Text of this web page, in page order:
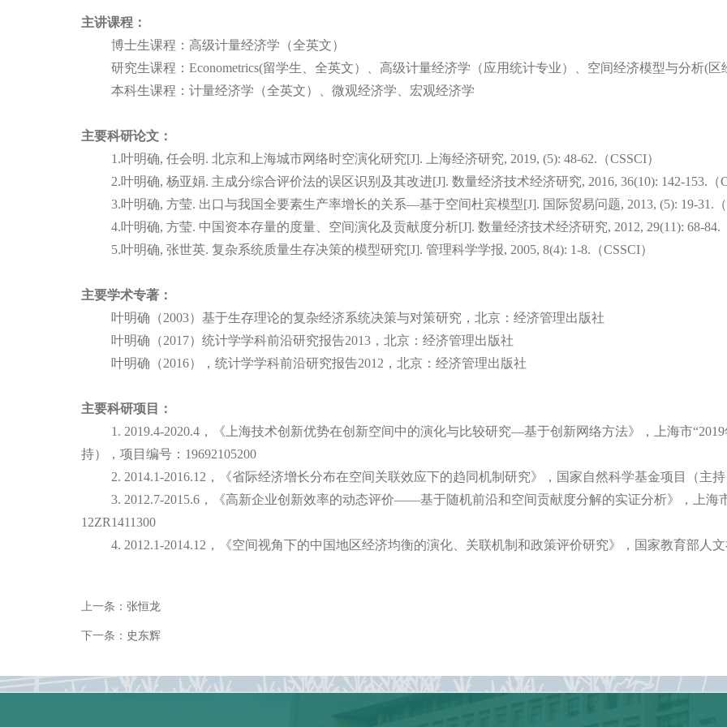
主讲课程：
博士生课程：高级计量经济学（全英文）
研究生课程：Econometrics(留学生、全英文）、高级计量经济学（应用统计专业）、 空间经济模型与分析(区
本科生课程：计量经济学（全英文）、微观经济学、 宏观经济学
主要科研论文：
1.叶明确,任会明.北京和上海城市网络时空演化研究[J]. 上海经济研究, 2019, (5): 48-62. （CSSCI）
2.叶明确,杨亚娟. 主成分综合评价法的误区识别及其改进[J].数量经济技术经济研究, 2016, 36(10): 142-153. （
3.叶明确,方莹. 出口与我国全要素生产率增长的关系—基于空间杜宾模型[J]. 国际贸易问题, 2013, (5): 19-31. （
4.叶明确,方莹. 中国资本存量的度量、空间演化及贡献度分析[J].数量经济技术经济研究, 2012, 29(11): 68-84.
5.叶明确,张世英.复杂系统质量生存决策的模型研究[J].管理科学学报, 2005, 8(4): 1-8. （CSSCI）
主要学术专著：
叶明确（2003）基于生存理论的复杂经济系统决策与对策研究，北京：经济管理出版社
叶明确（2017）统计学学科前沿研究报告2013 ，北京：经济管理出版社
叶明确（2016），统计学学科前沿研究报告2012 ，北京：经济管理出版社
主要科研项目：
1. 2019.4-2020.4 ，《上海技术创新优势在创新空间中的演化与比较研究—基于创新网络方法》，上海市“2019
持），项目编号： 19692105200
2. 2014.1-2016.12 ，《省际经济增长分布在空间关联效应下的趋同机制研究》，国家自然科学基金项目（主持
3. 2012.7-2015.6 ，《高新企业创新效率的动态评价——基于随机前沿和空间贡献度分解的实证分析》，上海
12ZR1411300
4. 2012.1-2014.12 ，《空间视角下的中国地区经济均衡的演化、关联机制和政策评价研究》，国家教育部人
上一条： 张恒龙
下一条： 史东辉